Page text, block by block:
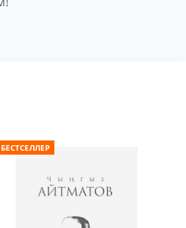
БЕСТСЕЛЛЕР